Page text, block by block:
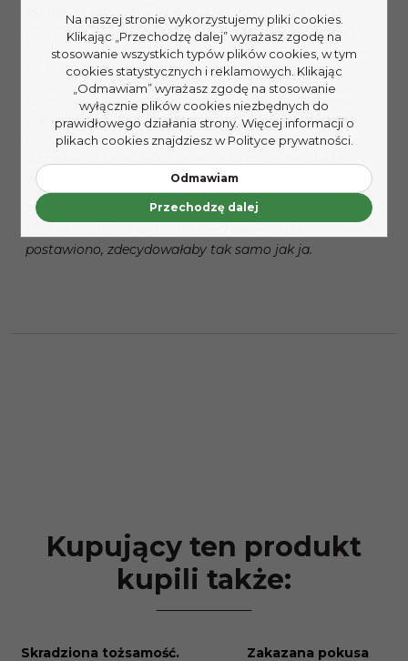
przybraną tożsamością swojej zmarłej siostry, odkrywa,
że Holly nie była jedyną osobą w jej życiu, która okazała
się kimś zupełnie innym.
Shinji ma zostać nowym bossem mafii, jednak jego
zobowiązania oraz rodzinne intrygi schodzą na dalszy
plan, gdy ukochana znika bez słowa. Postanawia
wysoka…
Byłam Milą, nie Holly, ale chciałam wierzyć, że moja
postawiono, zdecydowałaby tak samo jak ja.
Kupujący ten produkt
kupili także:
Skradziona tożsamość.
Zakazana pokusa
Na naszej stronie wykorzystujemy pliki cookies.
Klikając „Przechodzę dalej” wyrażasz zgodę na
stosowanie wszystkich typów plików cookies, w tym
cookies statystycznych i reklamowych. Klikając
„Odmawiam” wyrażasz zgodę na stosowanie
wyłącznie plików cookies niezbędnych do
prawidłowego działania strony. Więcej informacji o
plikach cookies znajdziesz w Polityce prywatności.
Odmawiam
Przechodzę dalej